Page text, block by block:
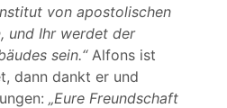
von apostolischen
und Ihr werdet der
sein.“Alfons ist
dann dankt er und
„Eure Freundschaft